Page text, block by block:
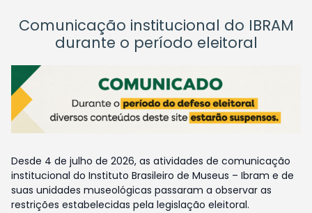
Comunicação institucional do IBRAM
durante o período eleitoral
Desde 4 de julho de 2026, as atividades de comunicação
institucional do Instituto Brasileiro de Museus – Ibram e de
suas unidades museológicas passaram a observar as
restrições estabelecidas pela legislação eleitoral.